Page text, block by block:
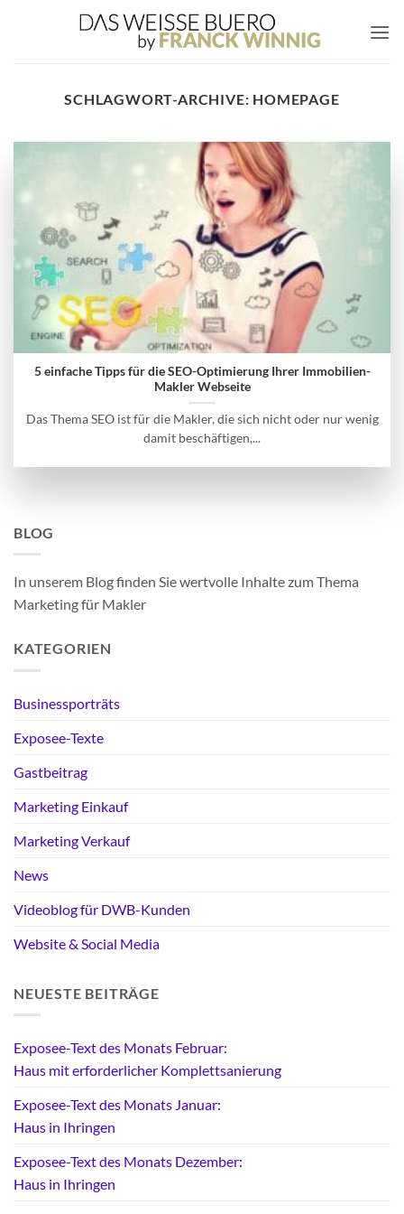
SCHLAGWORT-ARCHIVE: HOMEPAGE
5 einfache Tipps für die SEO-Optimierung Ihrer Immobilien-
Makler Webseite
Das Thema SEO ist für die Makler, die sich nicht oder nur wenig
damit beschäftigen,...
BLOG
In unserem Blog finden Sie wertvolle Inhalte zum Thema
Marketing für Makler
KATEGORIEN
Businessporträts
Exposee-Texte
Gastbeitrag
Marketing Einkauf
Marketing Verkauf
News
Videoblog für DWB-Kunden
Website & Social Media
NEUESTE BEITRÄGE
Exposee-Text des Monats Februar:
Haus mit erforderlicher Komplettsanierung
Exposee-Text des Monats Januar:
Haus in Ihringen
Exposee-Text des Monats Dezember:
Haus in Ihringen